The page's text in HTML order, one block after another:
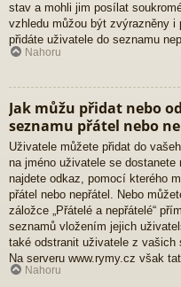
stav a mohli jim posílat
vzhledu můžou být zvýrazněny
přidáte uživatele do seznamu
Nahoru
Jak můžu přidat nebo
seznamu přátel nebo
Uživatele můžete přidat do
na jméno uživatele se
najdete odkaz, pomocí kterého
přátel nebo nepřátel. Nebo
záložce „Přátelé a nepřátelé“
seznamů vložením jejich
také odstranit uživatele z vašich
Na serveru www.rymy.cz však
Nahoru